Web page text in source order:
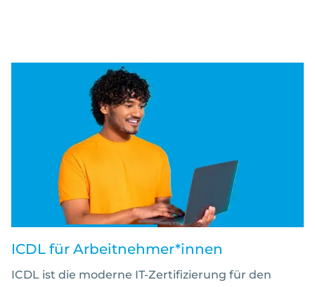
ICDL für Arbeitnehmer*innen
ICDL ist die moderne IT-Zertifizierung für den